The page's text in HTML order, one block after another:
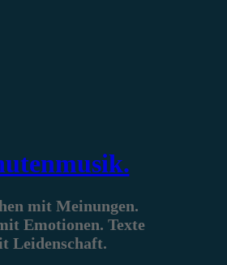
mit Meinungen.
Emotionen. Texte
Leidenschaft.